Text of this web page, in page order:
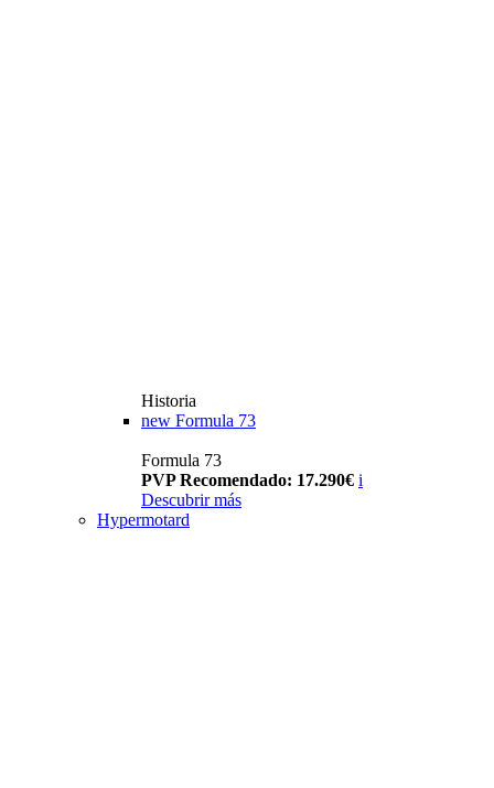
Historia
new Formula 73
Formula 73
PVP Recomendado: 17.290€ i
Descubrir más
Hypermotard